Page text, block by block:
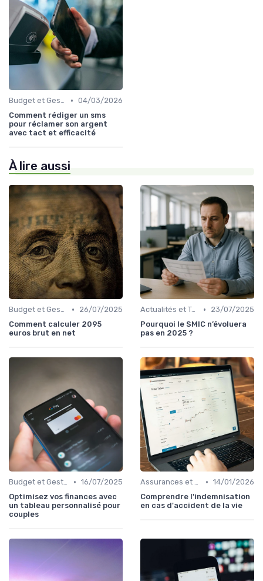
Budget et Gestion des Finances Personnelles • 04/03/2026
Comment rédiger un sms
pour réclamer son argent
avec tact et efficacité
À lire aussi
Budget et Gestion des Finances Personnelles •
26/07/2025
Comment calculer 2095
euros brut en net
Actualités et Tendances Économiques •
23/07/2025
Pourquoi le SMIC n’évoluera
pas en 2025 ?
Budget et Gestion des Finances Personnelles • 16/07/2025
Optimisez vos finances avec
un tableau personnalisé pour
couples
Assurances et Protections Financières • 14/01/2026
Comprendre l'indemnisation
en cas d'accident de la vie